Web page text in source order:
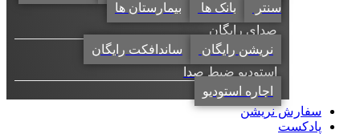
سنتر
بانک ها
بیمارستان ها
صدای رایگان
نریشن رایگان
ساندافکت رایگان
استودیو ضبط صدا
اجاره استودیو
سفارش نریشن
پادکست